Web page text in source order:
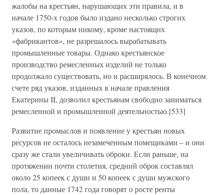
жалобы на крестьян, нарушающих эти правила, и в
начале 1750-х годов было издано несколько строгих
указов, по которым никому, кроме настоящих
«фабрикантов», не разрешалось вырабатывать
промышленные товары. Однако крестьянское
производство ремесленных изделий не только
продолжало существовать, но и расширялось. В конечном
счете ряд указов, изданных в начале правления
Екатерины II, дозволил крестьянам свободно заниматься
ремесленной и промышленной деятельностью.[533]
Развитие промыслов и появление у крестьян новых
ресурсов не осталось незамеченным помещиками – и они
сразу же стали увеличивать оброки. Если раньше, на
протяжении почти столетия, средний оброк составлял
около 25 копеек с души и 50 копеек с души мужского
пола, то данные 1742 года говорят о росте ренты